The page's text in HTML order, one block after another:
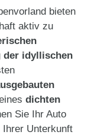
bieten
aktiv zu
der idyllischen
dichten
Sie Ihr Auto
Unterkunft